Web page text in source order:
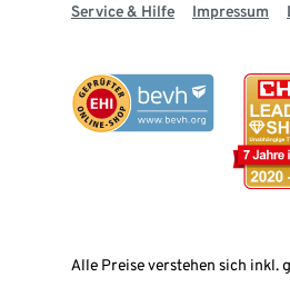
Service & Hilfe Impressum
Alle Preise verstehen sich inkl.